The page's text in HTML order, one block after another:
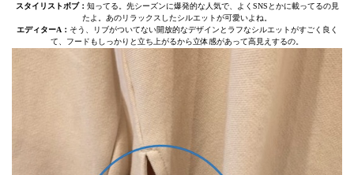
スタイリストボブ： 知ってる。先シーズンに爆発的な人気で、よくSNSとかに載ってるの見
たよ。あのリラックスしたシルエットが可愛いよね。
エディターA： そう、リブがついてない開放的なデザインとラフなシルエットがすごく良く
て、フードもしっかりと立ち上がるから立体感があって高見えするの。